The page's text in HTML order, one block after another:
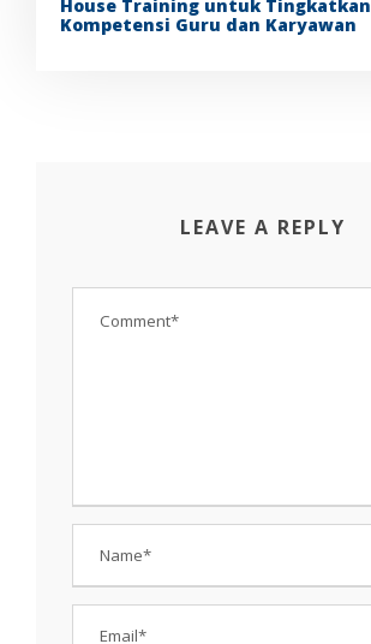
House Training untuk Tingkatkan
Kompetensi Guru dan Karyawan
LEAVE A REPLY